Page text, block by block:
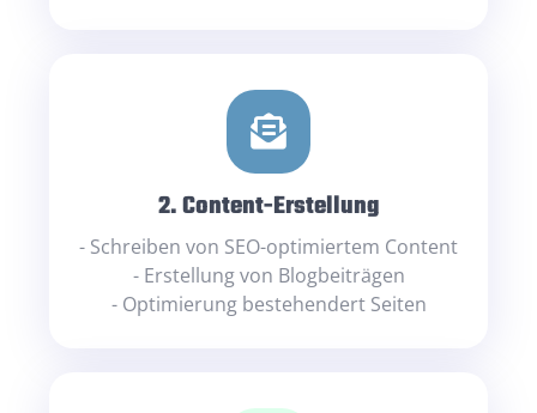
2. Content-Erstellung
- Schreiben von SEO-optimiertem Content
- Erstellung von Blogbeiträgen
- Optimierung bestehendert Seiten